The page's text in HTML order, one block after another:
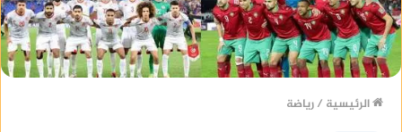
الرئيسية /رياضة